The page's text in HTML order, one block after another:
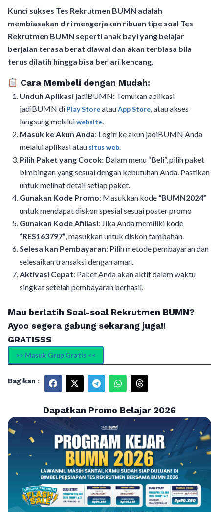
Kunci sukses Tes Rekrutmen BUMN adalah
membiasakan diri mengerjakan ribuan tipe soal Tes
Rekrutmen BUMN seperti anak bayi yang belajar
berjalan terasa berat diawal dan akan terbiasa bila
terus dilatih hingga bisa berlari kencang.
Cara Membeli dengan Mudah:
Unduh Aplikasi jadiBUMN: Temukan aplikasi
jadiBUMN di Play StoreatauApp Store, atau akses
langsung melaluiwebsite.
Masuk ke Akun Anda: Login ke akun jadiBUMN Anda
melalui aplikasi atau situs web.
Pilih Paket yang Cocok: Dalam menu “Beli”, pilih paket
bimbingan yang sesuai dengan kebutuhan Anda. Pastikan
untuk melihat detail setiap paket.
Gunakan Kode Promo: Masukkan kode “BUMN2024”
untuk mendapat diskon spesial sesuai poster promo
Gunakan Kode Afiliasi: Jika Anda memiliki kode
“RES163797”, masukkan untuk diskon tambahan.
Selesaikan Pembayaran: Pilih metode pembayaran dan
selesaikan transaksi dengan aman.
Aktivasi Cepat: Paket Anda akan aktif dalam waktu
singkat setelah pembayaran berhasil.
Mau berlatih Soal-soal Rekrutmen BUMN?
Ayoo segera gabung sekarang juga!!
GRATISSS
>> Masuk Grup Gratis <<
Bagikan :
Dapatkan Promo Belajar 2026